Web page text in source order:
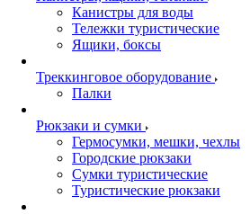
Канистры для воды
Тележки туристические
Ящики, боксы
Треккинговое оборудование
Палки
Рюкзаки и сумки
Гермосумки, мешки, чехлы
Городские рюкзаки
Сумки туристические
Туристические рюкзаки